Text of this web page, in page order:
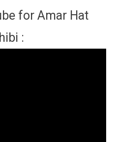
for Amar Hat
: